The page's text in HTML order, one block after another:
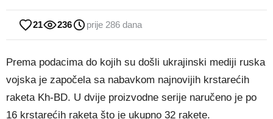
21 236 prije 286 dana
Prema podacima do kojih su došli ukrajinski mediji ruska
vojska je započela sa nabavkom najnovijih krstarećih
raketa Kh-BD. U dvije proizvodne serije naručeno je po
16 krstarećih raketa što je ukupno 32 rakete.